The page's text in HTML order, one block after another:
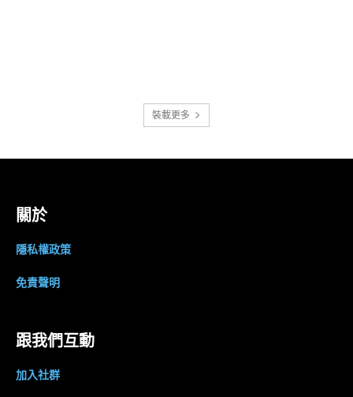
裝載更多
關於
隱私權政策
免責聲明
跟我們互動
加入社群